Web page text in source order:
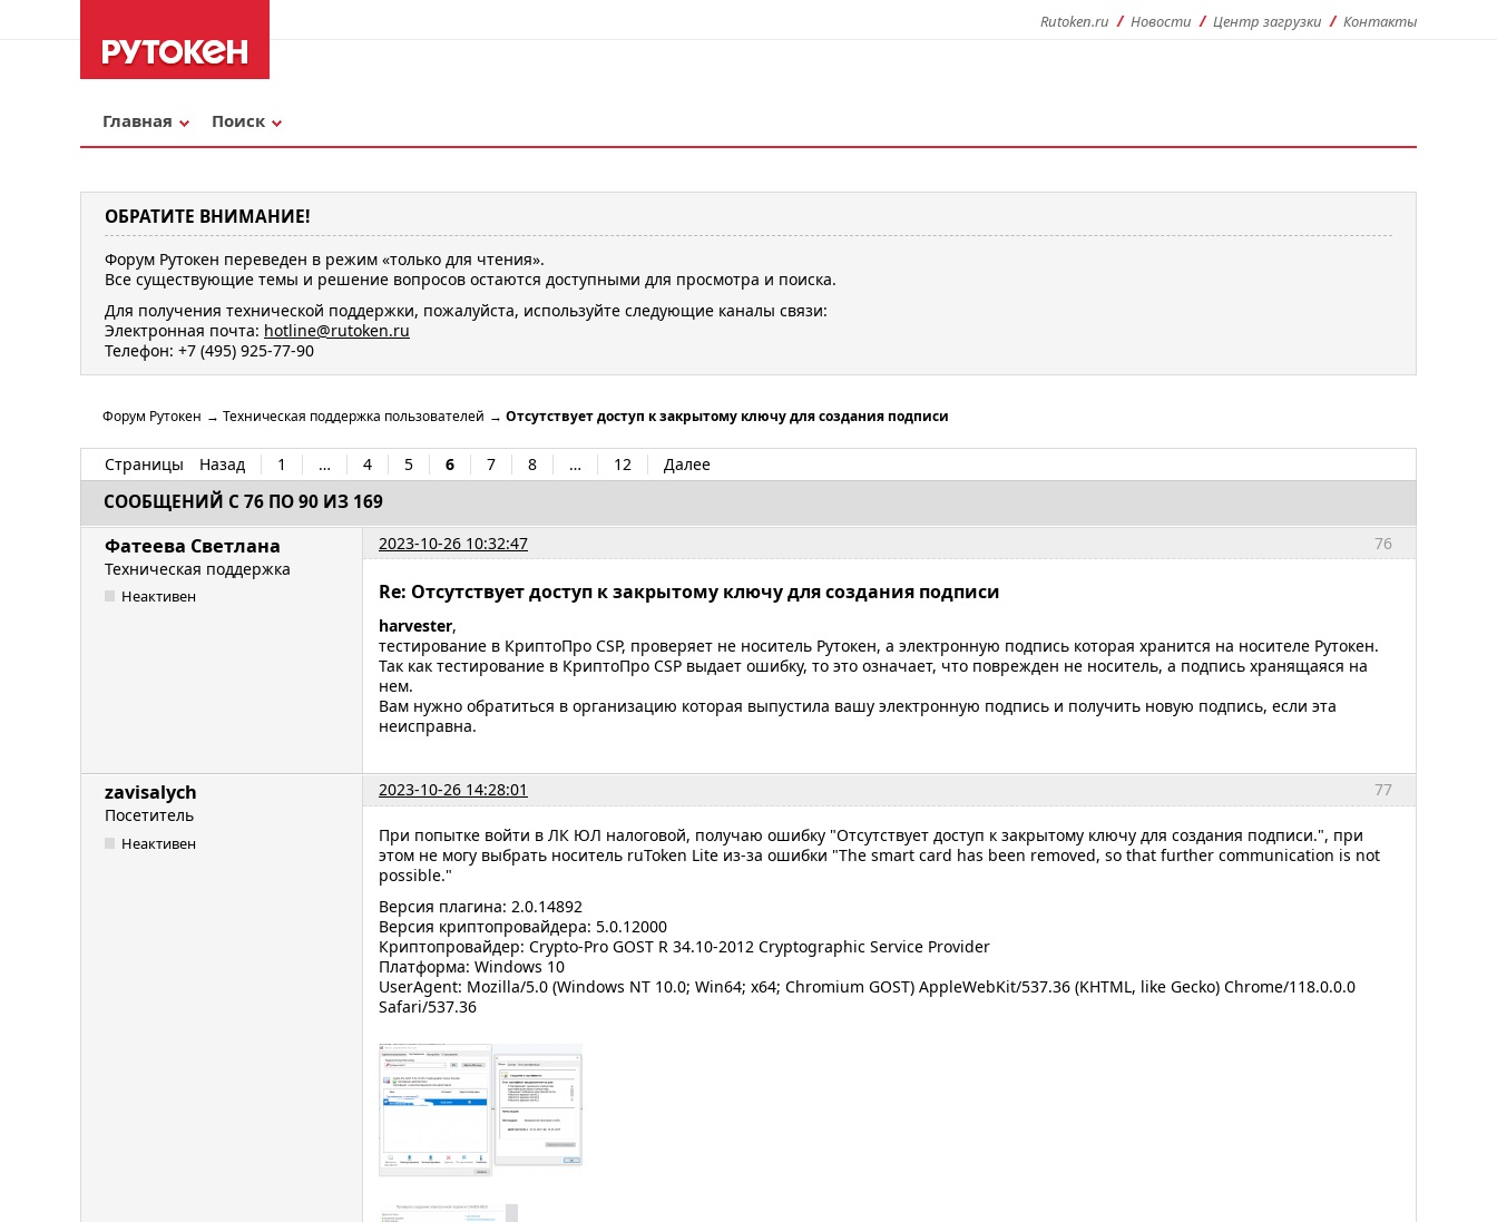
Rutoken.ru Новости Центр загрузки Контакты
Главная Поиск
ОБРАТИТЕ ВНИМАНИЕ!
Форум Рутокен переведен в режим «только для чтения».
Все существующие темы и решение вопросов остаются доступными для просмотра и поиска.
Для получения технической поддержки, пожалуйста, используйте следующие каналы связи:
Электронная почта: hotline@rutoken.ru
Телефон: +7 (495) 925-77-90
Форум Рутокен → Техническая поддержка пользователей → Отсутствует доступ к закрытому ключу для создания подписи
Страницы Назад 1 … 4 5 6 7 8 … 12 Далее
СООБЩЕНИЙ С 76 ПО 90 ИЗ 169
76
Фатеева Светлана
2023-10-26 10:32:47
Техническая поддержка
Неактивен Re: Отсутствует доступ к закрытому ключу для создания подписи
harvester,
тестирование в КриптоПро CSP, проверяет не носитель Рутокен, а электронную подпись которая хранится на носителе Рутокен.
Так как тестирование в КриптоПро CSP выдает ошибку, то это означает, что поврежден не носитель, а подпись хранящаяся на
нем.
Вам нужно обратиться в организацию которая выпустила вашу электронную подпись и получить новую подпись, если эта
неисправна.
77
zavisalych
2023-10-26 14:28:01
Посетитель
Неактивен
При попытке войти в ЛК ЮЛ налоговой, получаю ошибку "Отсутствует доступ к закрытому ключу для создания подписи.", при
этом не могу выбрать носитель ruToken Lite из-за ошибки "The smart card has been removed, so that further communication is not
possible."
Версия плагина: 2.0.14892
Версия криптопровайдера: 5.0.12000
Криптопровайдер: Crypto-Pro GOST R 34.10-2012 Cryptographic Service Provider
Платформа: Windows 10
UserAgent: Mozilla/5.0 (Windows NT 10.0; Win64; x64; Chromium GOST) AppleWebKit/537.36 (KHTML, like Gecko) Chrome/118.0.0.0
Safari/537.36